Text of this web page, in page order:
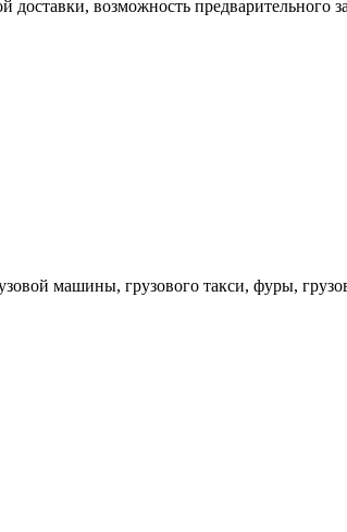
возможность предварительного
машины, грузового такси, фуры,